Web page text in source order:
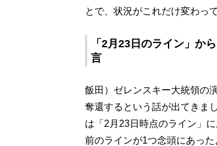
とで、状況がこれだけ変わっ
「2月23日のライン」か
言
飯田）ゼレンスキー大統領の
奪還するという話が出てきま
は「2月23日時点のライン」
前のラインが1つ念頭にあっ